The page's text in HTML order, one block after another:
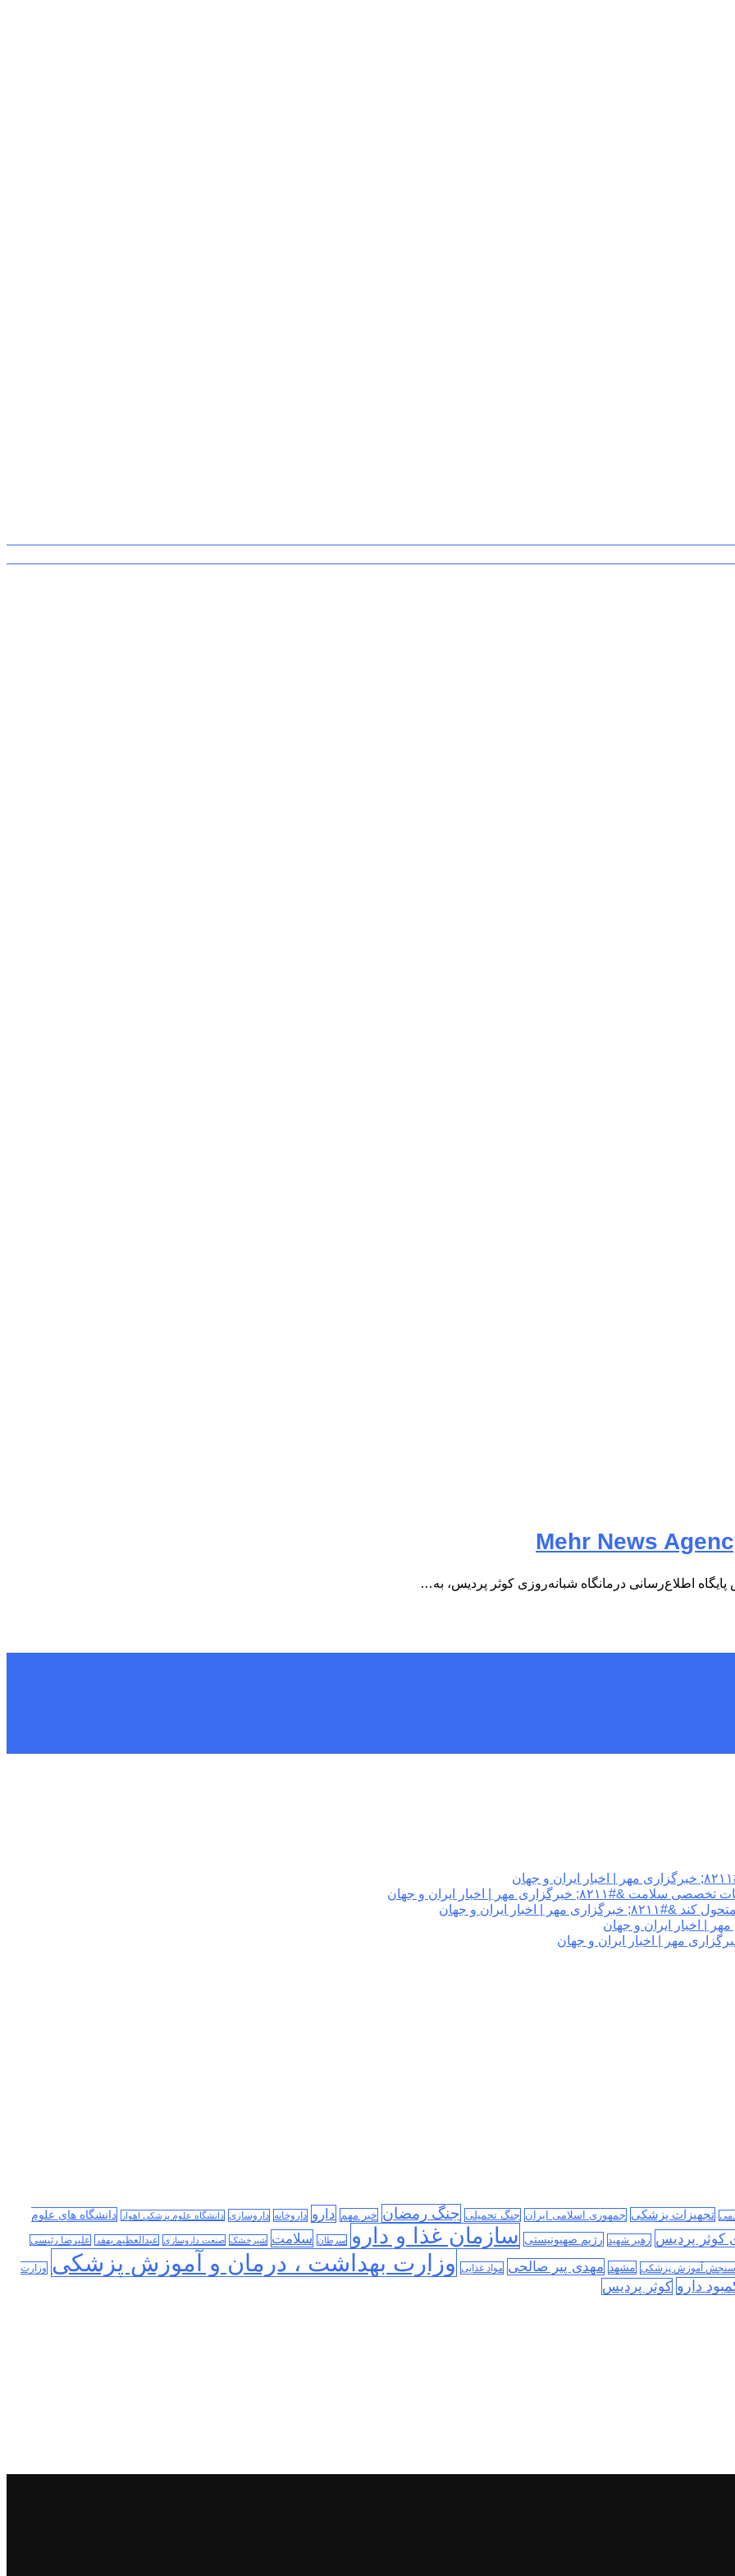
مهر | اخبار ایران و جهان
اخبار ایران و جهان
تجهیزات پزشکی جمهوری اسلامی ایران جنگ تحمیلی جنگ رمضان خبر مهم دارو داروخانه داروسازی دانشگاه علوم پزشکی اهواز
دانشگاه های علوم
کوثر پردیس رهبر شهید رژیم صهیونیستی سازمان غذا و دارو سرطان سلامت شیرخشک صنعت داروسازی عبدالعظیم بهفر علیرضا رئیسی
سنجش آموزش پزشکی مشهد مهدی پیر صالحی مواد غذایی وزارت بهداشت ، درمان و آموزش پزشکی وزارت
دارو کوثر پردیس